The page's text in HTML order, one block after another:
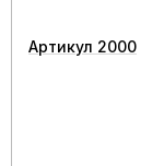
Артикул 2000